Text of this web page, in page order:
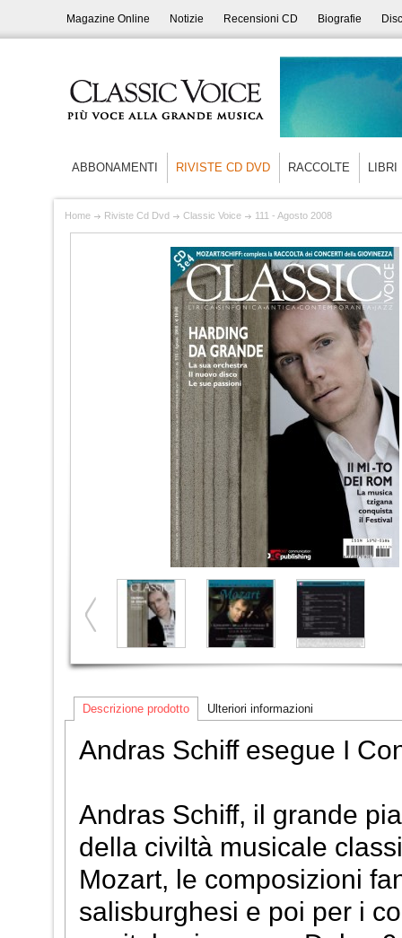
Magazine Online Notizie Recensioni CD Biografie
ABBONAMENTI RIVISTE CD DVD RACCOLTE LIBRI
Home Riviste Cd Dvd Classic Voice 111 - Agosto 2008
Descrizione prodotto Ulteriori informazioni
Andras Schiff esegue I
Andras Schiff, il grande
della civiltà musicale
Mozart, le composizioni
salisburghesi e poi per i